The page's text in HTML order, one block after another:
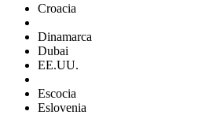
Croacia
Dinamarca
Dubai
EE.UU.
Escocia
Eslovenia